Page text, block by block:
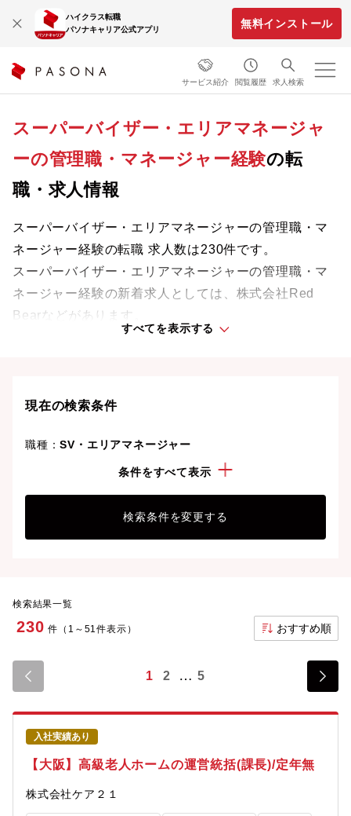
ハイクラス転職
パソナキャリア公式アプリ
無料インストール
サービス紹介 閲覧履歴 求人検索
スーパーバイザー・エリアマネージャ
ーの管理職・マネージャー経験の転
職・求人情報
スーパーバイザー・エリアマネージャーの管理職・マ
ネージャー経験の転職 求人数は230件です。
スーパーバイザー・エリアマネージャーの管理職・マ
ネージャー経験の新着求人としては、株式会社Red
Bearなどがあります。
専門知識やスキルを最大限に発揮しながら、あなたの
ことも可能です。
すべてを表示する
現在の検索条件
職種：SV・エリアマネージャー
管理職・マネージャー経験
条件をすべて表示
検索条件を変更する
検索結果一覧
230 件（1～51件表示） おすすめ順
1 2 5
入社実績あり
【大阪】高級老人ホームの運営統括(課長)/定年無
株式会社ケア２１